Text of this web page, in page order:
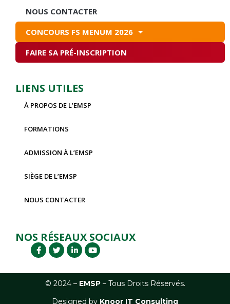
NOUS CONTACTER
CONCOURS FS MENUM 2026
FAIRE SA PRÉ-INSCRIPTION
LIENS UTILES
À PROPOS DE L’EMSP
FORMATIONS
ADMISSION À L’EMSP
SIÈGE DE L’EMSP
NOUS CONTACTER
NOS RÉSEAUX SOCIAUX
© 2024 – EMSP– Tous Droits Réservés.
Designed by Knoor IT Consulting